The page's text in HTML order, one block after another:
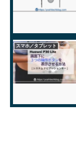
スマホ／タブレット